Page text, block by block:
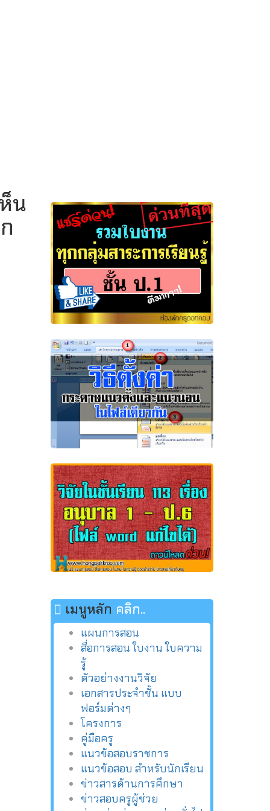
น
เมนูหลัก คลิก..
แผนการสอน
สื่อการสอน ใบงาน ใบความ
รู้
ตัวอย่างงานวิจัย
เอกสารประจำชั้น แบบ
ฟอร์มต่างๆ
โครงการ
คู่มือครู
แนวข้อสอบราชการ
แนวข้อสอบ สำหรับนักเรียน
ข่าวสารด้านการศึกษา
ข่าวสอบครูผู้ช่วย